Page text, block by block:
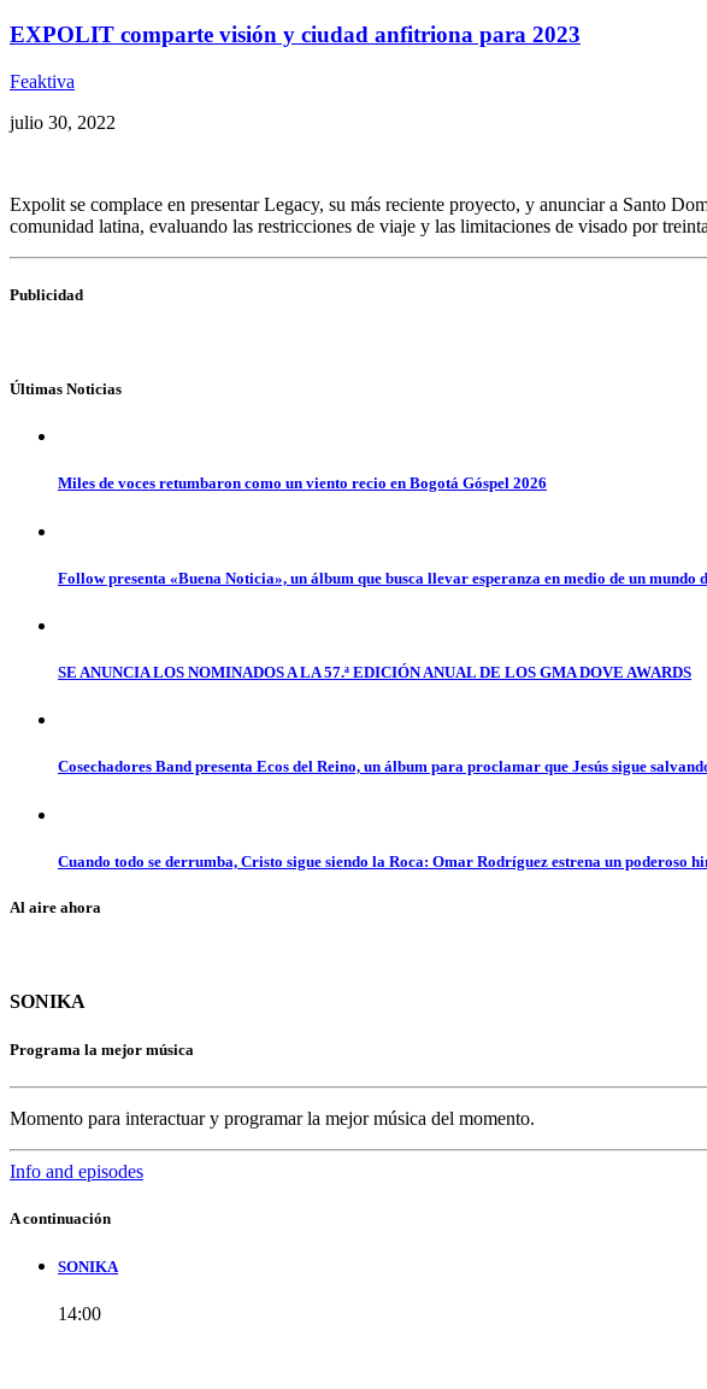
EXPOLIT comparte visión y ciudad anfitriona para 2023
Feaktiva
julio 30, 2022
Expolit se complace en presentar Legacy, su más reciente proyecto, y anunciar a Santo
comunidad latina, evaluando las restricciones de viaje y las limitaciones de visado por
Publicidad
Últimas Noticias
Miles de voces retumbaron como un viento recio en Bogotá Góspel 2026
Follow presenta «Buena Noticia», un álbum que busca llevar esperanza en medio de un mundo
SE ANUNCIA LOS NOMINADOS A LA 57.ª EDICIÓN ANUAL DE LOS GMA DOVE AWARDS
Cosechadores Band presenta Ecos del Reino, un álbum para proclamar que Jesús sigue
Cuando todo se derrumba, Cristo sigue siendo la Roca: Omar Rodríguez estrena un poderoso
Al aire ahora
SONIKA
Programa la mejor música
Momento para interactuar y programar la mejor música del momento.
Info and episodes
A continuación
SONIKA
14:00